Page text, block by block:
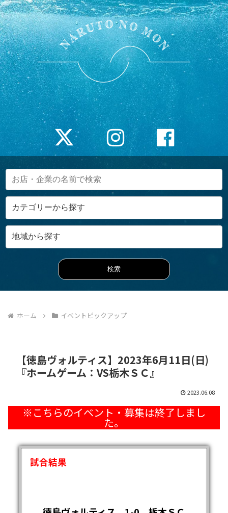
ホーム イベントピックアップ
【徳島ヴォルティス】2023年6月11日(日)
『ホームゲーム：VS栃木ＳＣ』
2023.06.08
試合結果